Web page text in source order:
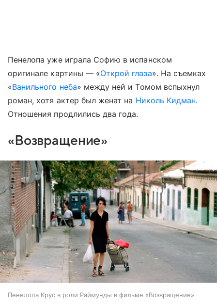
Пенелопа уже играла Софию в испанском
оригинале картины — «Открой глаза». На съемках
«Ванильного неба» между ней и Томом вспыхнул
роман, хотя актер был женат на Николь Кидман.
Отношения продлились два года.
«Возвращение»
Пенелопа Крус в роли Раймунды в фильме «Возвращение»